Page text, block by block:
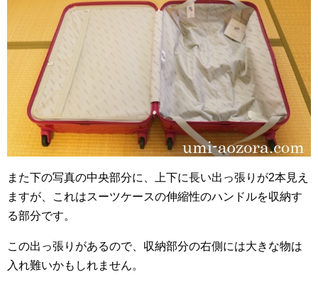
また下の写真の中央部分に、上下に長い出っ張りが2本見え
ますが、これはスーツケースの伸縮性のハンドルを収納す
る部分です。
この出っ張りがあるので、収納部分の右側には大きな物は
入れ難いかもしれません。